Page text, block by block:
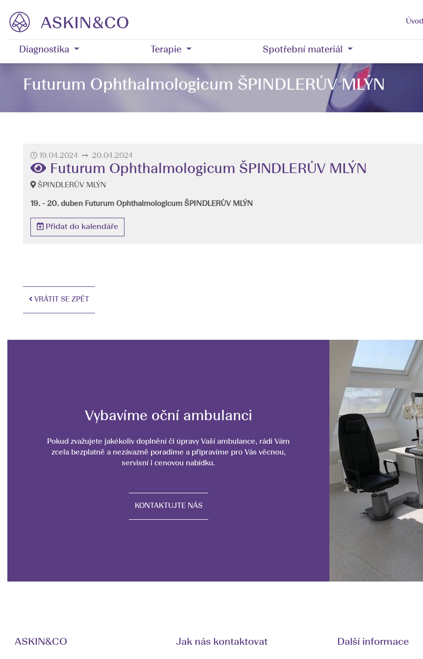
Úvod
Diagnostika Terapie Spotřební materiál
Futurum Ophthalmologicum ŠPINDLERŮV MLÝN
19.04.2024 20.04.2024
Futurum Ophthalmologicum ŠPINDLERŮV MLÝN
ŠPINDLERŮV MLÝN
19. - 20. duben Futurum Ophthalmologicum ŠPINDLERŮV MLÝN
Přidat do kalendáře
VRÁTIT SE ZPĚT
Vybavíme oční ambulanci
Pokud zvažujete jakékoliv doplnění či úpravy Vaší ambulance, rádi Vám
zcela bezplatně a nezávazně poradíme a připravíme pro Vás věcnou,
servisní i cenovou nabídku.
KONTAKTUJTE NÁS
ASKIN&CO Jak nás kontaktovat Další informace